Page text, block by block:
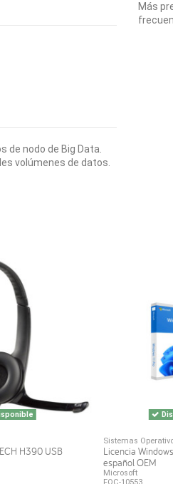
de nodo de Big Data.
volúmenes de datos.
Más
H390 USB
Sistemas
Licencia
español OEM
Microsoft
FQC-10553